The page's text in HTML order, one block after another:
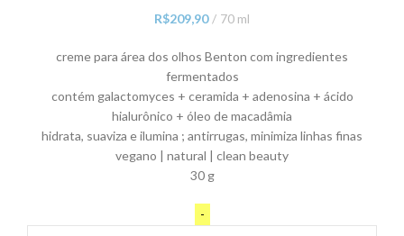
R$209,90 70 ml
creme para área dos olhos Benton com ingredientes
fermentados
contém galactomyces + ceramida + adenosina + ácido
hialurônico + óleo de macadâmia
hidrata, suaviza e ilumina ; antirrugas, minimiza linhas finas
vegano | natural | clean beauty
30 g